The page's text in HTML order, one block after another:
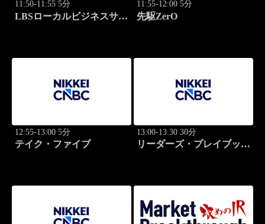
11:50-11:55 5分
LBSローカルビジネスサテ
11:55-12:00 5分
先駆ZerO
12:55-13:00 5分
テイク・ファイブ
13:00-13:30 30分
リーダーズ・プレイブック